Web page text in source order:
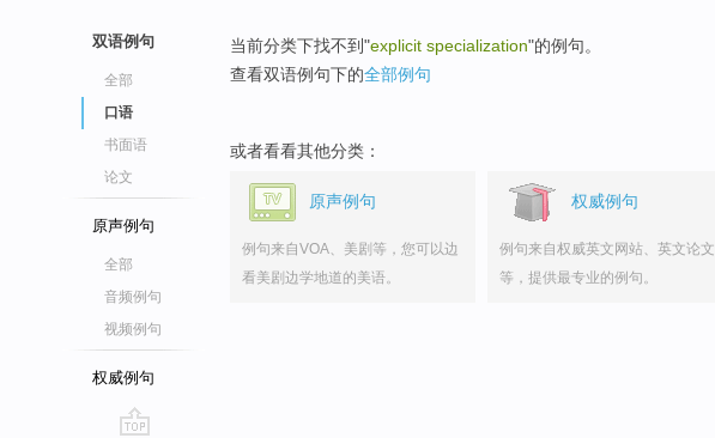
双语例句
全部
口语
书面语
论文
原声例句
全部
音频例句
视频例句
权威例句
当前分类下找不到"explicit specialization"的例句。
查看双语例句下的全部例句
或者看看其他分类：
原声例句
例句来自VOA、美剧等，您可以边
看美剧边学地道的美语。
权威例句
例句来自权威英文网站、英文论文
等，提供最专业的例句。